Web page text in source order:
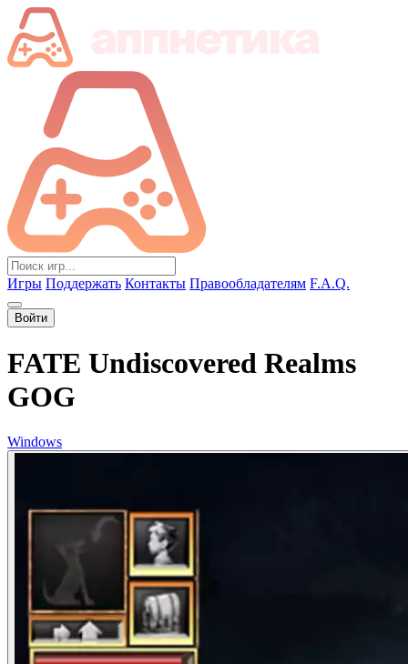
Игры Поддержать Контакты Правообладателям F.A.Q.
Войти
FATE Undiscovered Realms
GOG
Windows